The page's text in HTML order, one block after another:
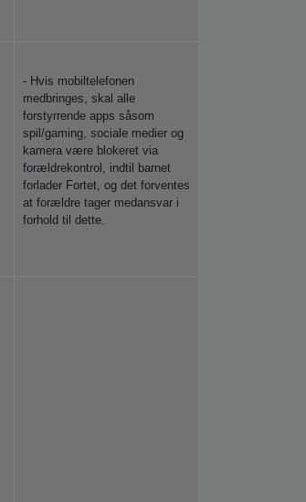
- Hvis mobiltelefonen
medbringes, skal alle
forstyrrende apps såsom
spil/gaming, sociale medier og
kamera være blokeret via
forældrekontrol, indtil barnet
forlader Fortet, og det forventes
at forældre tager medansvar i
forhold til dette.